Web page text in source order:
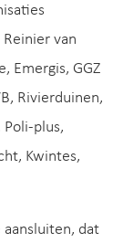
van
Emergis, GGZ
Rivierduinen,
Poli-plus,
Kwintes,
dat